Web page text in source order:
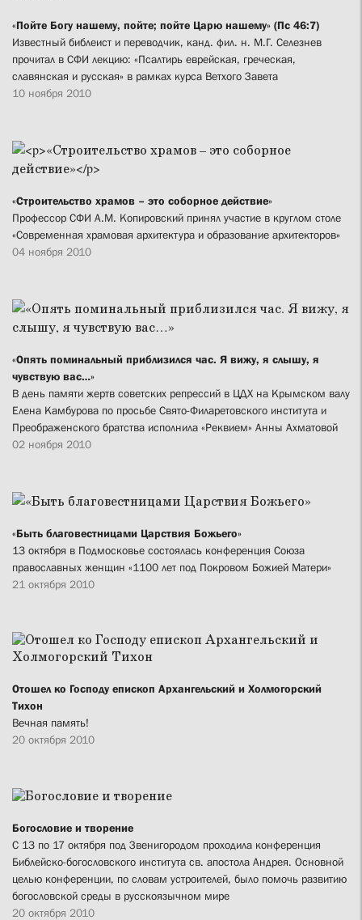
«Пойте Богу нашему, пойте; пойте Царю нашему» (Пс 46:7)
Известный библеист и переводчик, канд. фил. н. М.Г. Селезнев
прочитал в СФИ лекцию: «Псалтирь еврейская, греческая,
славянская и русская» в рамках курса Ветхого Завета
10 ноября 2010
«Строительство храмов – это соборное действие»
Профессор СФИ А.М. Копировский принял участие в круглом столе
«Современная храмовая архитектура и образование архитекторов»
04 ноября 2010
«Опять поминальный приблизился час. Я вижу, я слышу, я
чувствую вас…»
В день памяти жертв советских репрессий в ЦДХ на Крымском валу
Елена Камбурова по просьбе Свято-Филаретовского института и
Преображенского братства исполнила «Реквием» Анны Ахматовой
02 ноября 2010
«Быть благовестницами Царствия Божьего»
13 октября в Подмосковье состоялась конференция Союза
православных женщин «1100 лет под Покровом Божией Матери»
21 октября 2010
Отошел ко Господу епископ Архангельский и Холмогорский
Тихон
Вечная память!
20 октября 2010
Богословие и творение
С 13 по 17 октября под Звенигородом проходила конференция
Библейско-богословского института св. апостола Андрея. Основной
целью конференции, по словам устроителей, было помочь развитию
богословской среды в русскоязычном мире
20 октября 2010